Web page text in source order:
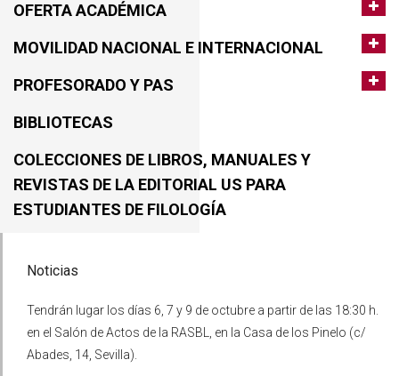
OFERTA ACADÉMICA
MOVILIDAD NACIONAL E INTERNACIONAL
PROFESORADO Y PAS
BIBLIOTECAS
COLECCIONES DE LIBROS, MANUALES Y
REVISTAS DE LA EDITORIAL US PARA
ESTUDIANTES DE FILOLOGÍA
Noticias
Tendrán lugar los días 6, 7 y 9 de octubre a partir de las 18:30 h.
en el Salón de Actos de la RASBL, en la Casa de los Pinelo (c/
Abades, 14, Sevilla).